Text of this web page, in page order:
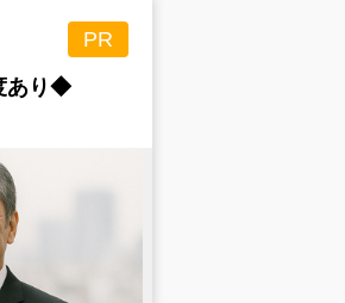
PR
あり◆